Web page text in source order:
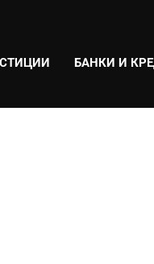
БАНКИ И